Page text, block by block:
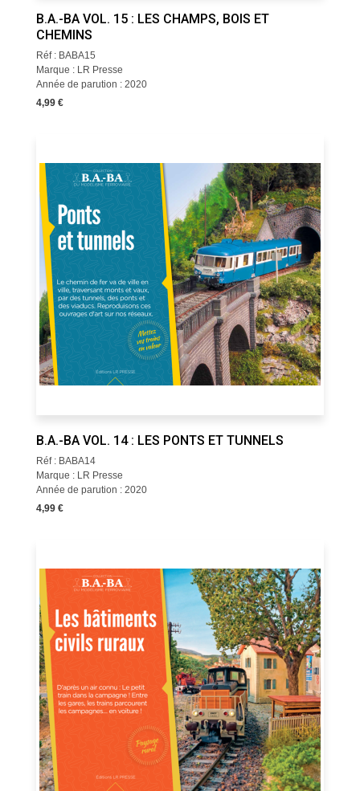
B.A.-BA VOL. 15 : LES CHAMPS, BOIS ET
CHEMINS
Réf : BABA15
Marque : LR Presse
Année de parution : 2020
4,99 €
B.A.-BA VOL. 14 : LES PONTS ET TUNNELS
Réf : BABA14
Marque : LR Presse
Année de parution : 2020
4,99 €